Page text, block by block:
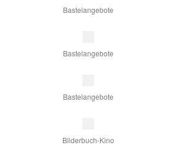
Bastelangebote
Bastelangebote
Bastelangebote
Bilderbuch-Kino